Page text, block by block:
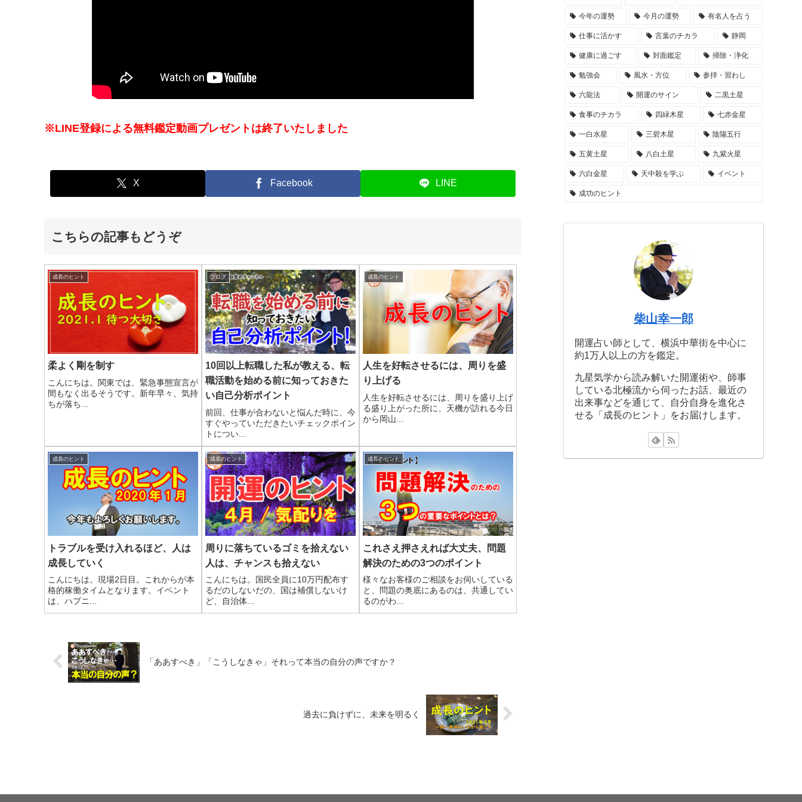
※LINE登録による無料鑑定動画プレゼントは終了いたしました
X Facebook LINE
こちらの記事もどうぞ
成長のヒント
柔よく剛を制す
こんにちは。関東では、緊急事態宣言が
間もなく出るそうです。新年早々、気持
ちが落ち...
ブログ
10回以上転職した私が教える、転
職活動を始める前に知っておきた
い自己分析ポイント
前回、仕事が合わないと悩んだ時に、今
すぐやっていただきたいチェックポイン
トについ...
成長のヒント
人生を好転させるには、周りを盛
り上げる
人生を好転させるには、周りを盛り上げ
る盛り上がった所に、天機が訪れる今日
から岡山...
成長のヒント
トラブルを受け入れるほど、人は
成長していく
こんにちは。現場2日目。これからが本
格的稼働タイムとなります。イベント
は、ハプニ...
成長のヒント
周りに落ちているゴミを拾えない
人は、チャンスも拾えない
こんにちは。国民全員に10万円配布す
るだのしないだの、国は補償しないけ
ど、自治体...
成長のヒント
これさえ押さえれば大丈夫、問題
解決のための3つのポイント
様々なお客様のご相談をお伺いしている
と、問題の奥底にあるのは、共通してい
るのがわ...
「ああすべき」「こうしなきゃ」それって本当の自分の声ですか？
過去に負けずに、未来を明るく
今年の運勢 今月の運勢 有名人を占う
仕事に活かす 言葉のチカラ 静岡
健康に過ごす 対面鑑定 掃除・浄化
勉強会 風水・方位 参拝・習わし
六龍法 開運のサイン 二黒土星
食事のチカラ 四緑木星 七赤金星
一白水星 三碧木星 陰陽五行
五黄土星 八白土星 九紫火星
六白金星 天中殺を学ぶ イベント
成功のヒント
柴山幸一郎
開運占い師として、横浜中華街を中心に
約1万人以上の方を鑑定。
九星気学から読み解いた開運術や、師事
している北極流から伺ったお話、最近の
出来事などを通じて、自分自身を進化さ
せる「成長のヒント」をお届けします。